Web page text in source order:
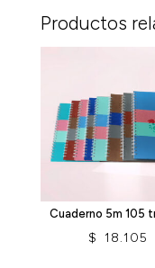
Productos
Cuaderno 5m 105
$ 18.105